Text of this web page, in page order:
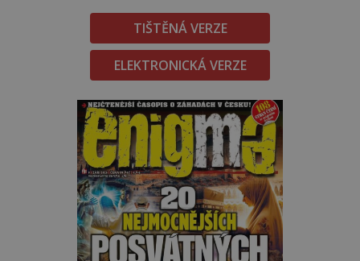
TIŠTĚNÁ VERZE
ELEKTRONICKÁ VERZE